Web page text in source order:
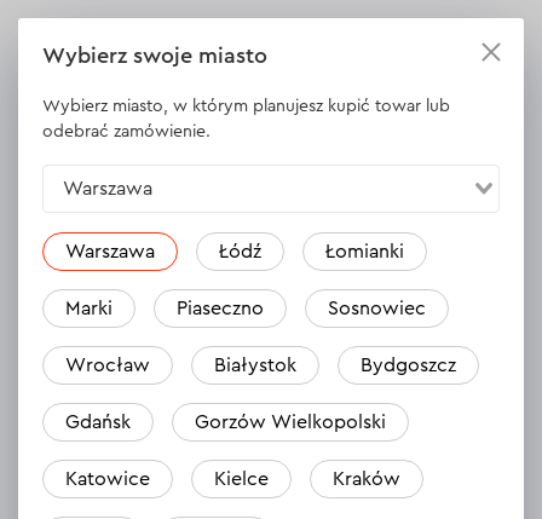
Opinie
Nikt jeszcze nie zostawił opinii na temat
tego produktu.
Bądź pierwszy
Wybierz swoje miasto
Wybierz miasto, w którym planujesz kupić towar lub
odebrać zamówienie.
Warszawa
Warszawa Łódź Łomianki
Marki Piaseczno Sosnowiec
Wrocław Białystok Bydgoszcz
Gdańsk Gorzów Wielkopolski
Katowice Kielce Kraków